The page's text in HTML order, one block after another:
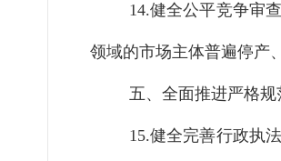
14.健全公平竞争审
领域的市场主体普遍停产
五、全面推进严格
15.健全完善行政执